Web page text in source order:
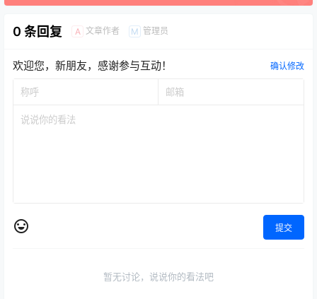
0 条回复 A 文章作者 M 管理员
欢迎您，新朋友，感谢参与互动！ 确认修改
提交
暂无讨论，说说你的看法吧